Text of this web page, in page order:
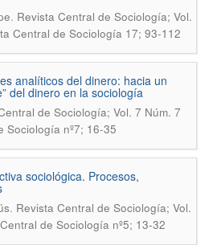
. Revista Central de Sociología; Vol.
Central de Sociología 17; 93-112
analíticos del dinero: hacia un
del dinero en la sociología
de Sociología; Vol. 7 Núm. 7
Sociología nº7; 16-35
sociológica. Procesos,
. Revista Central de Sociología; Vol.
de Sociología nº5; 13-32